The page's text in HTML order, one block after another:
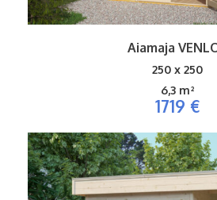
Aiamaja
250 x 250
6,3 m²
1719 €